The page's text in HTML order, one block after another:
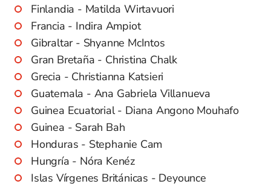
Finlandia - Matilda Wirtavuori
Francia - Indira Ampiot
Gibraltar - Shyanne McIntos
Gran Bretaña - Christina Chalk
Grecia - Christianna Katsieri
Guatemala - Ana Gabriela Villanueva
Guinea Ecuatorial - Diana Angono Mouhafo
Guinea - Sarah Bah
Honduras - Stephanie Cam
Hungría - Nóra Kenéz
Islas Vírgenes Británicas - Deyounce